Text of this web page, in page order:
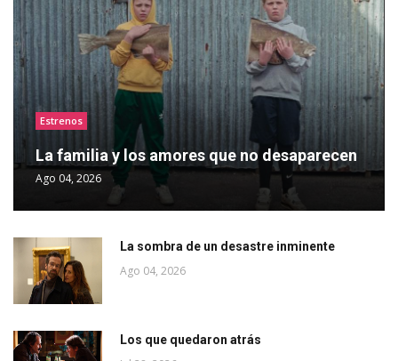
Estrenos
La familia y los amores que no desaparecen
Ago 04, 2026
La sombra de un desastre inminente
Ago 04, 2026
Los que quedaron atrás